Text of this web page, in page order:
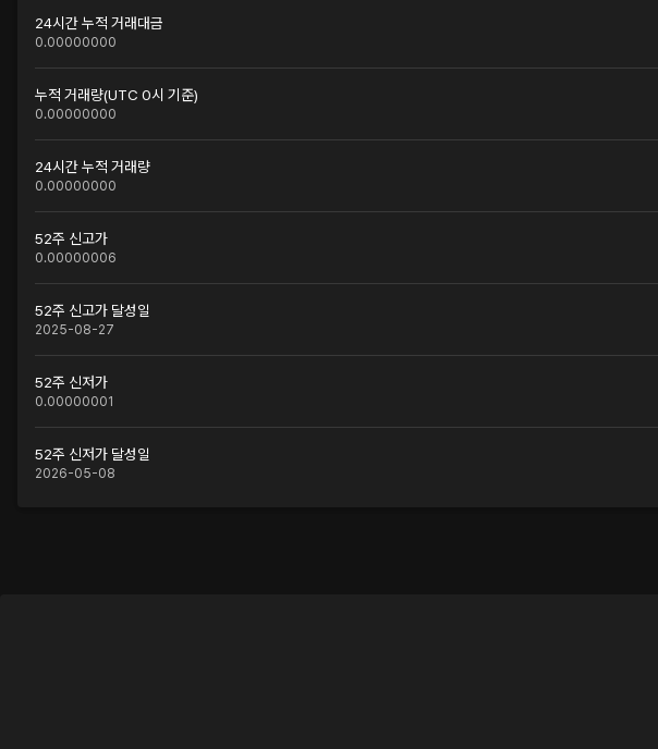
24시간 누적 거래대금
0.00000000
누적 거래량(UTC 0시 기준)
0.00000000
24시간 누적 거래량
0.00000000
52주 신고가
0.00000006
52주 신고가 달성일
2025-08-27
52주 신저가
0.00000001
52주 신저가 달성일
2026-05-08